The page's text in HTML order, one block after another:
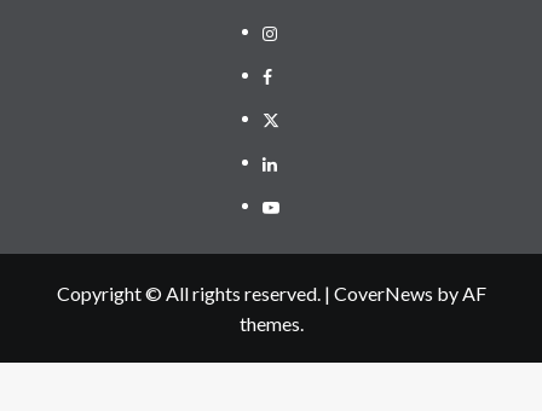
Instagram
Facebook
Twitter
Linkedin
Youtube
Copyright © All rights reserved. | CoverNews by AF
themes.